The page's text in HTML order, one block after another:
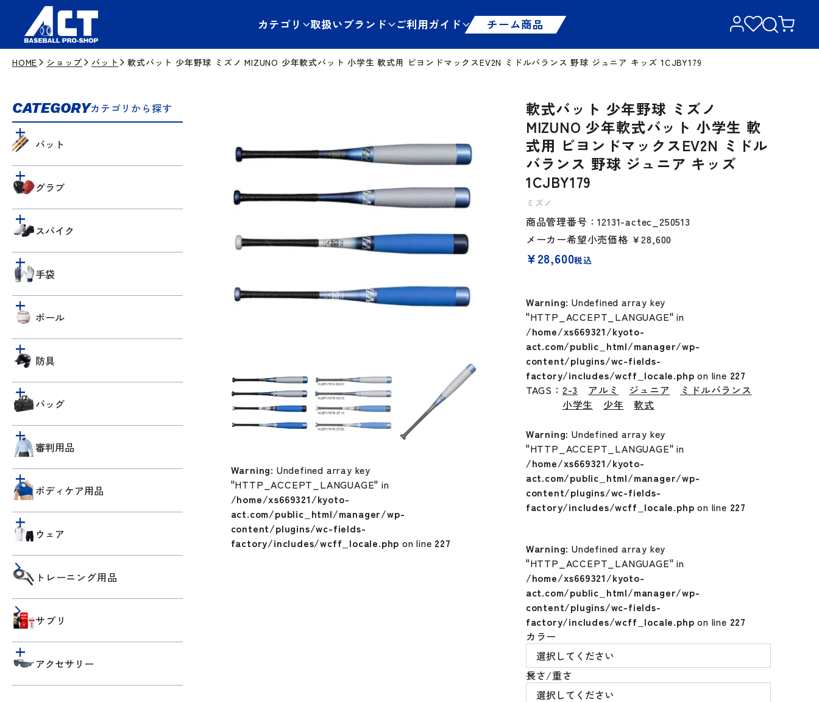
カテゴリ 取扱いブランド チーム商品
ご利用ガイド
HOME ショップ バット 軟式バット 少年野球 ミズノ MIZUNO 少年軟式バット 小学生 軟式用 ビヨンドマックスEV2N ミドルバランス 野球 ジュニア キッズ 1CJBY179
CATEGORYカテゴリから探す
バット
グラブ
スパイク
手袋
ボール
防具
バッグ
審判用品
ボディケア用品
ウェア
トレーニング用品
サプリ
アクセサリー
Warning: Undefined array key
"HTTP_ACCEPT_LANGUAGE" in
/home/xs669321/kyoto-
act.com/public_html/manager/wp-
content/plugins/wc-fields-
factory/includes/wcff_locale.php on line 227
軟式バット 少年野球 ミズノ
MIZUNO 少年軟式バット 小学生 軟
式用 ビヨンドマックスEV2N ミドル
バランス 野球 ジュニア キッズ
1CJBY179
ミズノ
商品管理番号：12131-actec_250513
メーカー希望小売価格 ￥28,600
¥28,600税込
Warning: Undefined array key
"HTTP_ACCEPT_LANGUAGE" in
/home/xs669321/kyoto-
act.com/public_html/manager/wp-
content/plugins/wc-fields-
factory/includes/wcff_locale.php on line 227
TAGS： 2-3 アルミ ジュニア
ミドルバランス
小学生
少年
軟式
Warning: Undefined array key
"HTTP_ACCEPT_LANGUAGE" in
/home/xs669321/kyoto-
act.com/public_html/manager/wp-
content/plugins/wc-fields-
factory/includes/wcff_locale.php on line 227
Warning: Undefined array key
"HTTP_ACCEPT_LANGUAGE" in
/home/xs669321/kyoto-
act.com/public_html/manager/wp-
content/plugins/wc-fields-
factory/includes/wcff_locale.php on line 227
カラー
長さ/重さ